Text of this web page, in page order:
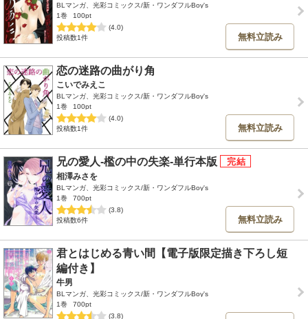
BLマンガ、光彩コミックス/新・ワンダフルBoy's
1巻
100pt
(4.0)
投稿数1件
無料立読み
恋の迷路の曲がり角
こいでみえこ
BLマンガ、光彩コミックス/新・ワンダフルBoy's
1巻
100pt
(4.0)
投稿数1件
無料立読み
兄の愛人-檻の中の失楽-単行本版
相澤みさを
BLマンガ、光彩コミックス/新・ワンダフルBoy's
1巻
700pt
(3.8)
投稿数6件
無料立読み
君とはじめる青い間【電子版限定描き下ろし短
編付き】
牛男
BLマンガ、光彩コミックス/新・ワンダフルBoy's
1巻
700pt
(3.8)